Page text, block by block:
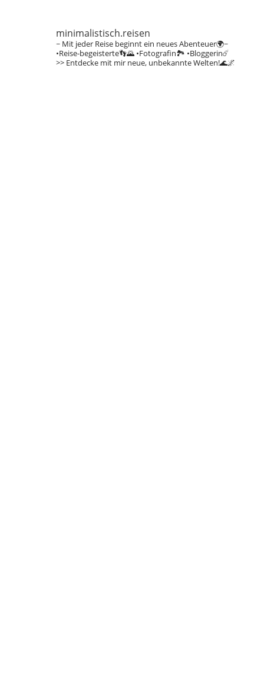
minimalistisch.reisen
~ Mit jeder Reise beginnt ein neues Abenteuer🌍~
•Reise-begeisterte👣🌄•Fotografin🏞️ •Bloggerin☄️
>> Entdecke mit mir neue, unbekannte Welten!🌊🌌